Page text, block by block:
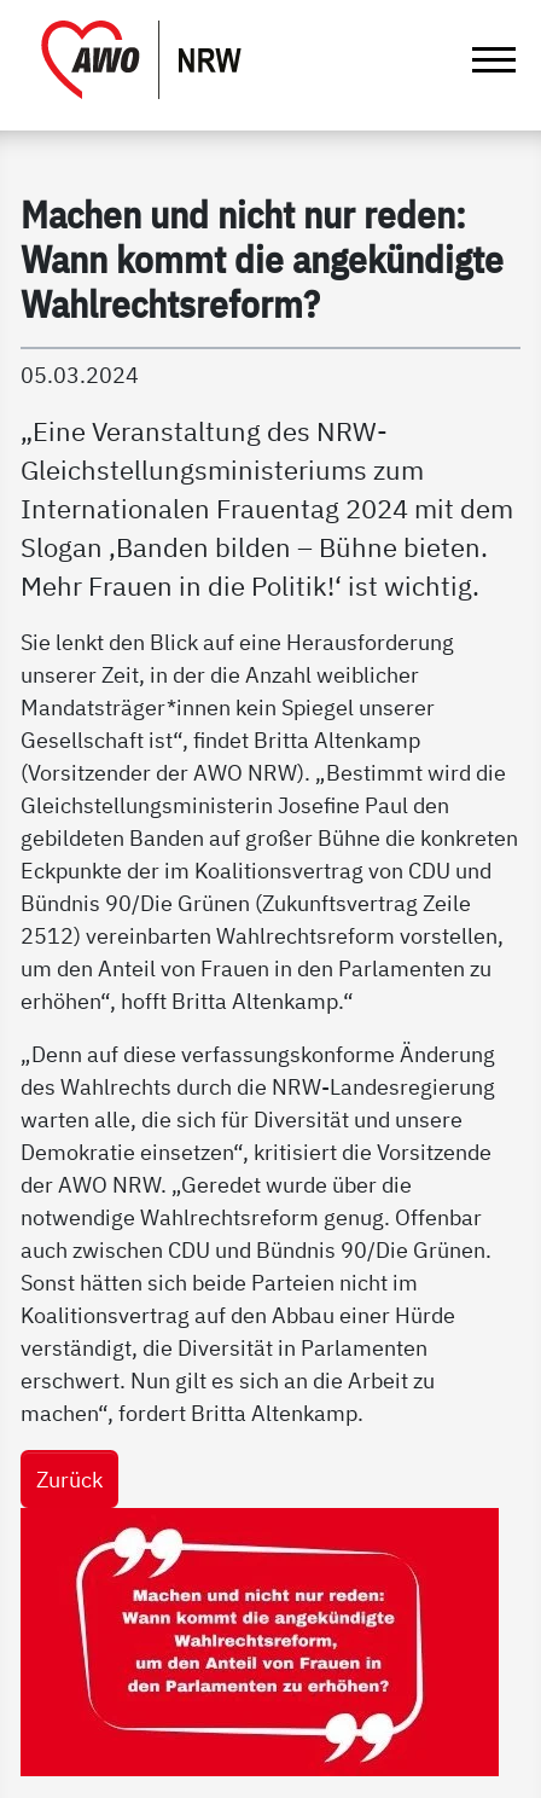
Gathmann Michaelis und Freunde |
Machen und nicht nur reden:
Wann kommt die angekündigte
Wahlrechtsreform?
05.03.2024
„Eine Veranstaltung des NRW-
Gleichstellungsministeriums zum
Internationalen Frauentag 2024 mit dem
Slogan ‚Banden bilden – Bühne bieten.
Mehr Frauen in die Politik!‘ ist wichtig.
Sie lenkt den Blick auf eine Herausforderung
unserer Zeit, in der die Anzahl weiblicher
Mandatsträger*innen kein Spiegel unserer
Gesellschaft ist“, findet Britta Altenkamp
(Vorsitzender der AWO NRW). „Bestimmt wird die
Gleichstellungsministerin Josefine Paul den
gebildeten Banden auf großer Bühne die konkreten
Eckpunkte der im Koalitionsvertrag von CDU und
Bündnis 90/Die Grünen (Zukunftsvertrag Zeile
2512) vereinbarten Wahlrechtsreform vorstellen,
um den Anteil von Frauen in den Parlamenten zu
erhöhen“, hofft Britta Altenkamp.“
„Denn auf diese verfassungskonforme Änderung
des Wahlrechts durch die NRW-Landesregierung
warten alle, die sich für Diversität und unsere
Demokratie einsetzen“, kritisiert die Vorsitzende
der AWO NRW. „Geredet wurde über die
notwendige Wahlrechtsreform genug. Offenbar
auch zwischen CDU und Bündnis 90/Die Grünen.
Sonst hätten sich beide Parteien nicht im
Koalitionsvertrag auf den Abbau einer Hürde
verständigt, die Diversität in Parlamenten
erschwert. Nun gilt es sich an die Arbeit zu
machen“, fordert Britta Altenkamp.
Zurück